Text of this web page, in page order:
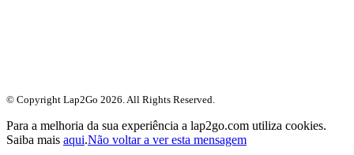
© Copyright Lap2Go 2026 . All Rights Reserved.
Para a melhoria da sua experiência a lap2go.com utiliza cookies.
Saiba mais aqui.Não voltar a ver esta mensagem